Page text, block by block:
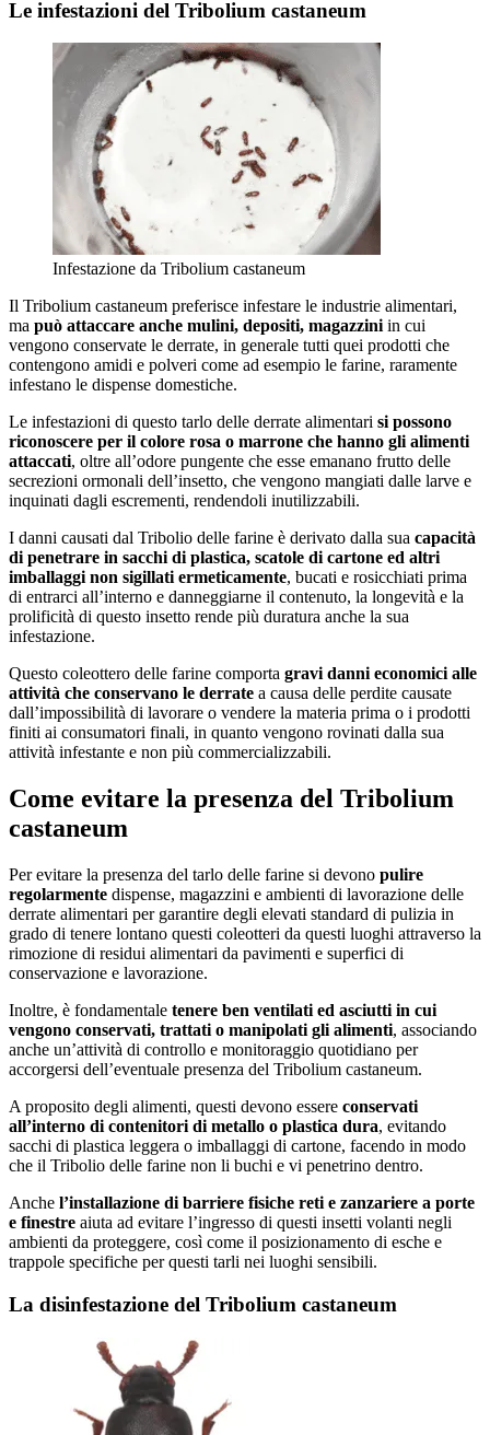
Le infestazioni del Tribolium castaneum
Infestazione da Tribolium castaneum
Il Tribolium castaneum preferisce infestare le industrie alimentari,
ma può attaccare anche mulini, depositi, magazzini in cui
vengono conservate le derrate, in generale tutti quei prodotti che
contengono amidi e polveri come ad esempio le farine, raramente
infestano le dispense domestiche.
Le infestazioni di questo tarlo delle derrate alimentari si possono
riconoscere per il colore rosa o marrone che hanno gli alimenti
attaccati, oltre all’odore pungente che esse emanano frutto delle
secrezioni ormonali dell’insetto, che vengono mangiati dalle larve e
inquinati dagli escrementi, rendendoli inutilizzabili.
I danni causati dal Tribolio delle farine è derivato dalla sua capacità
di penetrare in sacchi di plastica, scatole di cartone ed altri
imballaggi non sigillati ermeticamente, bucati e rosicchiati prima
di entrarci all’interno e danneggiarne il contenuto, la longevità e la
prolificità di questo insetto rende più duratura anche la sua
infestazione.
Questo coleottero delle farine comporta gravi danni economici alle
attività che conservano le derrate a causa delle perdite causate
dall’impossibilità di lavorare o vendere la materia prima o i prodotti
finiti ai consumatori finali, in quanto vengono rovinati dalla sua
attività infestante e non più commercializzabili.
Come evitare la presenza del Tribolium
castaneum
Per evitare la presenza del tarlo delle farine si devono pulire
regolarmente dispense, magazzini e ambienti di lavorazione delle
derrate alimentari per garantire degli elevati standard di pulizia in
grado di tenere lontano questi coleotteri da questi luoghi attraverso la
rimozione di residui alimentari da pavimenti e superfici di
conservazione e lavorazione.
Inoltre, è fondamentale tenere ben ventilati ed asciutti in cui
vengono conservati, trattati o manipolati gli alimenti, associando
anche un’attività di controllo e monitoraggio quotidiano per
accorgersi dell’eventuale presenza del Tribolium castaneum.
A proposito degli alimenti, questi devono essere conservati
all’interno di contenitori di metallo o plastica dura, evitando
sacchi di plastica leggera o imballaggi di cartone, facendo in modo
che il Tribolio delle farine non li buchi e vi penetrino dentro.
Anche l’installazione di barriere fisiche reti e zanzariere a porte
e finestre aiuta ad evitare l’ingresso di questi insetti volanti negli
ambienti da proteggere, così come il posizionamento di esche e
trappole specifiche per questi tarli nei luoghi sensibili.
La disinfestazione del Tribolium castaneum